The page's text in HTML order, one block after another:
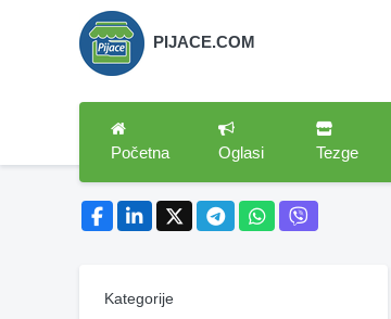
PIJACE.COM
Početna Oglasi Tezge
Kategorije